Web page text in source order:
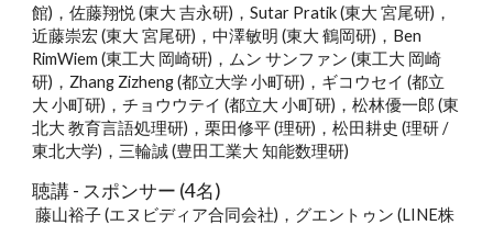
館)，佐藤翔悦 (東大 吉永研)，Sutar Pratik (東大 宮尾研)，
近藤崇宏 (東大 宮尾研)，中澤敏明 (東大 鶴岡研)，Ben
RimWiem (東工大 岡崎研)，ムン サンファン (東工大 岡崎
研)，Zhang Zizheng (都立大学 小町研)，ギコウセイ (都立
大 小町研)，チョウウテイ (都立大 小町研)，松林優一郎 (東
北大 教育言語処理研)，栗田修平 (理研)，松田耕史 (理研 /
東北大学)，三輪誠 (豊田工業大 知能数理研)
聴講 - スポンサー (4名)
藤山裕子 (エヌビディア合同会社)，グエントゥン (LINE株